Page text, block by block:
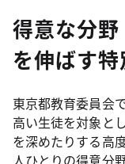
得意な分
を伸ばす
東京都教育委員会
高い生徒を対象と
を深めたりする高
人ひとりの得意分